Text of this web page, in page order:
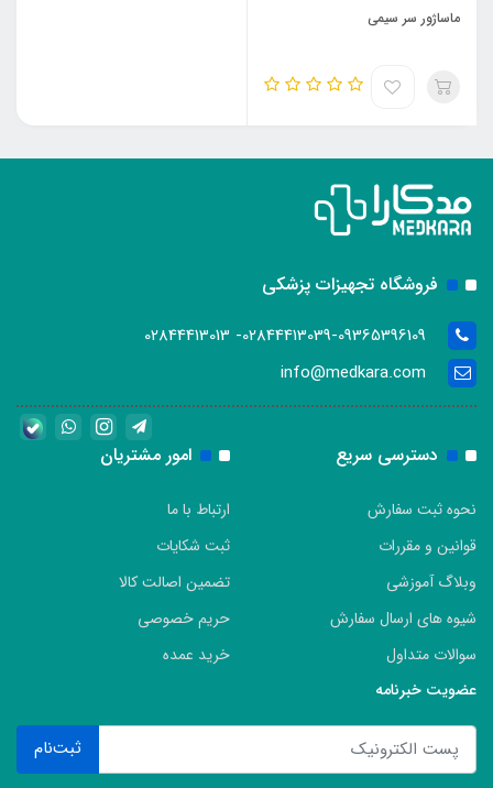
ماساژور سر سیمی
فروشگاه تجهیزات پزشکی
02844413039-09365396109- 02844413013
info@medkara.com
دسترسی سریع
نحوه ثبت سفارش
قوانین و مقررات
وبلاگ آموزشی
شیوه های ارسال سفارش
سوالات متداول
امور مشتریان
ارتباط با ما
ثبت شکایات
تضمین اصالت کالا
حریم خصوصی
خرید عمده
عضویت خبرنامه
ثبت‌نام